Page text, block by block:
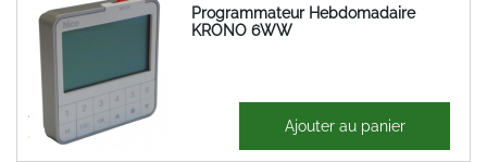
Programmateur Hebdomadaire
KRONO 6WW
167,72 €
139,77 € Ajouter au panier